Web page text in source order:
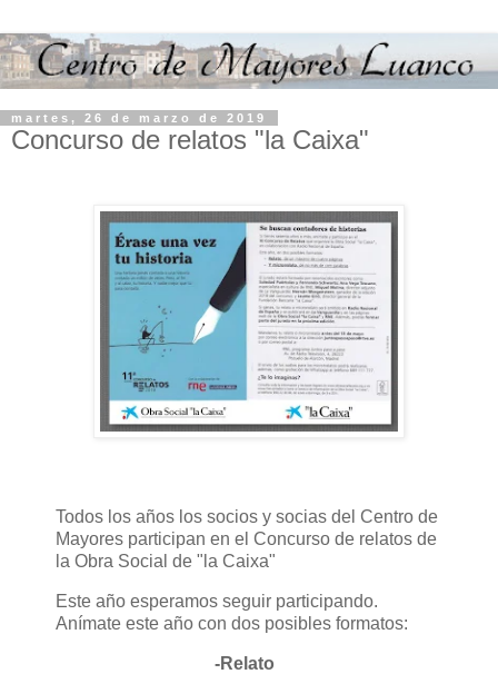
martes, 26 de marzo de 2019
Concurso de relatos "la Caixa"
Todos los años los socios y socias del Centro de
Mayores participan en el Concurso de relatos de
la Obra Social de "la Caixa"
Este año esperamos seguir participando.
Anímate este año con dos posibles formatos:
-Relato